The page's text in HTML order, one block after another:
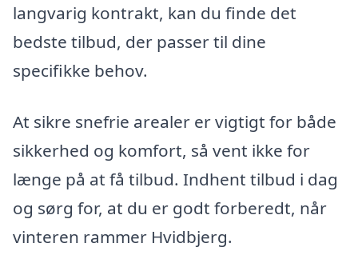
langvarig kontrakt, kan du finde det
bedste tilbud, der passer til dine
specifikke behov.
At sikre snefrie arealer er vigtigt for både
sikkerhed og komfort, så vent ikke for
længe på at få tilbud. Indhent tilbud i dag
og sørg for, at du er godt forberedt, når
vinteren rammer Hvidbjerg.